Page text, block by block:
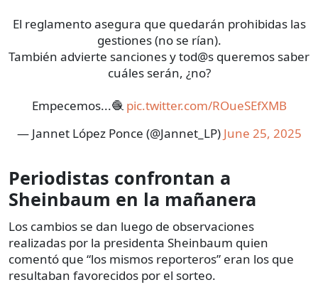
El reglamento asegura que quedarán prohibidas las
gestiones (no se rían).
También advierte sanciones y tod@s queremos saber
cuáles serán, ¿no?
Empecemos...🧶 pic.twitter.com/ROueSEfXMB
— Jannet López Ponce (@Jannet_LP) June 25, 2025
Periodistas confrontan a
Sheinbaum en la mañanera
Los cambios se dan luego de observaciones
realizadas por la presidenta Sheinbaum quien
comentó que “los mismos reporteros” eran los que
resultaban favorecidos por el sorteo.